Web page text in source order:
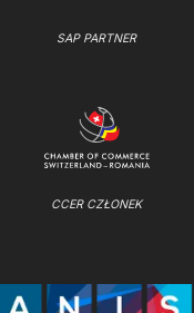
SAP PARTNER
CCER CZŁONEK